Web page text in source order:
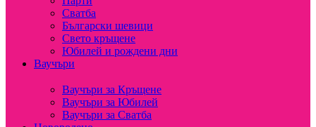
Сватба
Български шевици
Свето кръщене
Юбилей и рождени дни
Ваучъри
Ваучъри за Кръщене
Ваучъри за Юбилей
Ваучъри за Сватба